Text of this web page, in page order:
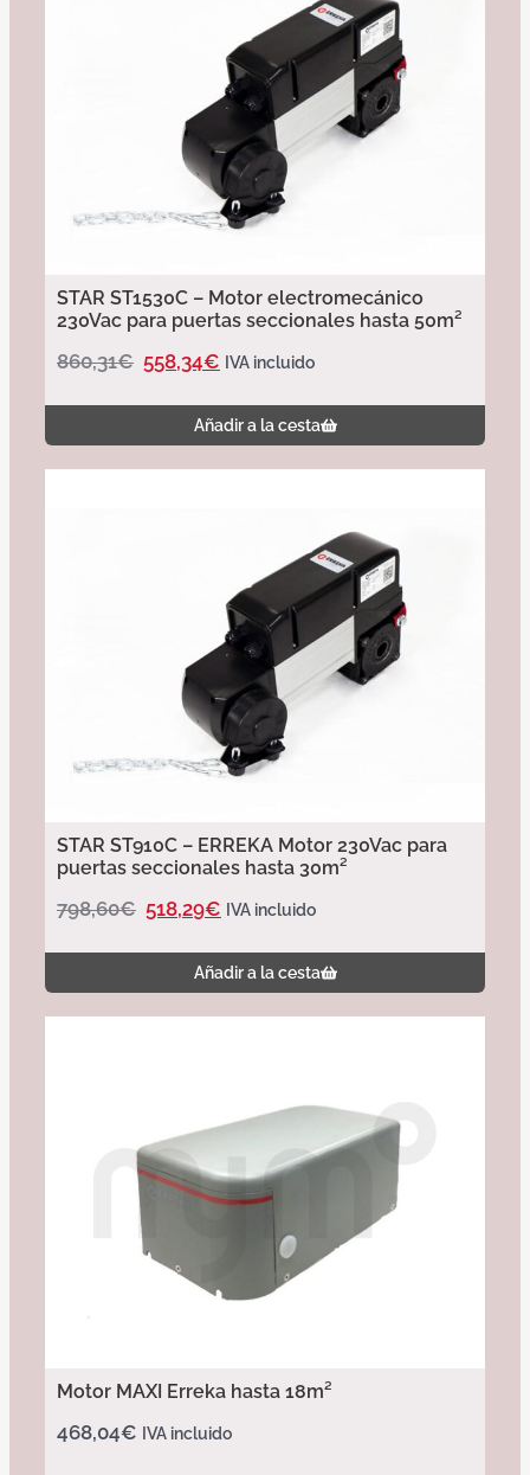
STAR ST1530C – Motor electromecánico
230Vac para puertas seccionales hasta 50m²
860,31€ 558,34€ IVA incluido
Añadir a la cesta
STAR ST910C – ERREKA Motor 230Vac para
puertas seccionales hasta 30m²
798,60€ 518,29€ IVA incluido
Añadir a la cesta
Motor MAXI Erreka hasta 18m²
468,04€ IVA incluido